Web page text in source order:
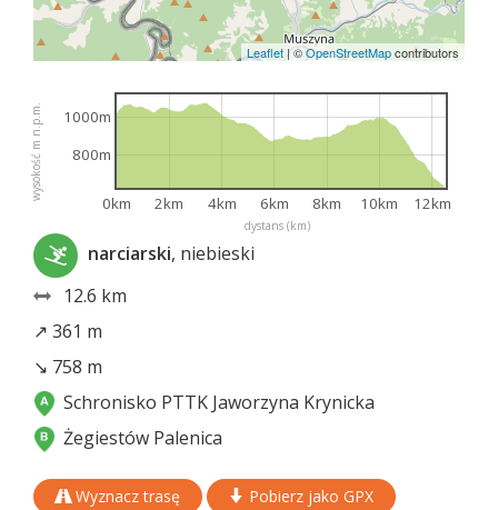
Leaflet|©OpenStreetMapcontributors
dystans (km)
wysokość m n.p.m.
0km 2km 4km 6km 8km 10km 12km
800m
1000m
narciarski, niebieski
12.6 km
↗ 361 m
↘ 758 m
Schronisko PTTK Jaworzyna Krynicka
Żegiestów Palenica
Wyznacz trasę
Pobierz jako GPX